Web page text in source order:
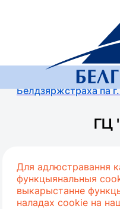
Галоўная Пра
Гомельская вобласць
Белдзяржстраха па
ГЦ
Для адлюстравання
функцыянальныя
выкарыстанне
наладах cookie на